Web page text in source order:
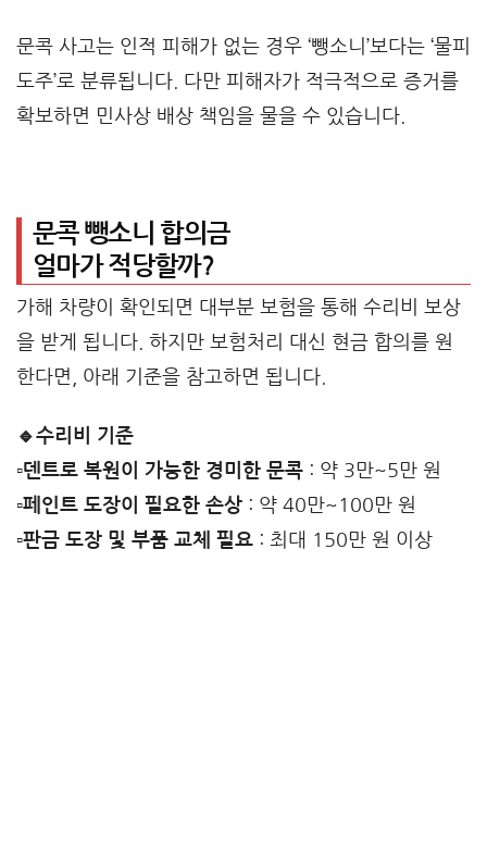
문콕 사고는 인적 피해가 없는 경우 ‘뺑소니’보다는 ‘물피
도주’로 분류됩니다. 다만 피해자가 적극적으로 증거를
확보하면 민사상 배상 책임을 물을 수 있습니다.
문콕 뺑소니 합의금
얼마가 적당할까?
가해 차량이 확인되면 대부분 보험을 통해 수리비 보상
을 받게 됩니다. 하지만 보험처리 대신 현금 합의를 원
한다면, 아래 기준을 참고하면 됩니다.
🔹수리비 기준
▫️덴트로 복원이 가능한 경미한 문콕 : 약 3만~5만 원
▫️페인트 도장이 필요한 손상 : 약 40만~100만 원
▫️판금 도장 및 부품 교체 필요 : 최대 150만 원 이상